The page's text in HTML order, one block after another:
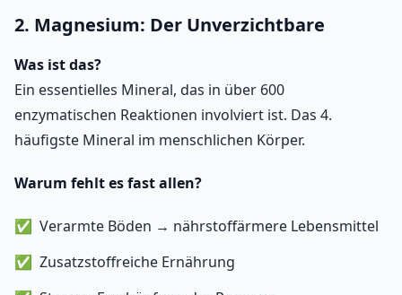
2. Magnesium: Der Unverzichtbare
Was ist das?
Ein essentielles Mineral, das in über 600
enzymatischen Reaktionen involviert ist. Das 4.
häufigste Mineral im menschlichen Körper.
Warum fehlt es fast allen?
Verarmte Böden → nährstoffärmere Lebensmittel
Zusatzstoffreiche Ernährung